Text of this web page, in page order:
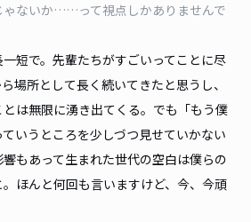
ゃないか……って視点しかありませんで
短で。先輩たちがすごいってことに尽
場所として長く続いてきたと思うし、
は無限に湧き出てくる。でも「もう僕
いうところを少しづつ見せていかない
もあって生まれた世代の空白は僕らの
ほんと何回も言いますけど、今、今頑